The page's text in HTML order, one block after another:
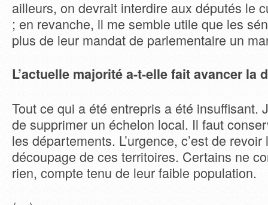
ailleurs, on devrait interdire aux députés le
; en revanche, il me semble utile que les
plus de leur mandat de parlementaire un
L’actuelle majorité a-t-elle fait avancer la
Tout ce qui a été entrepris a été insuffisant.
de supprimer un échelon local. Il faut
les départements. L’urgence, c’est de
découpage de ces territoires. Certains ne
rien, compte tenu de leur faible population.